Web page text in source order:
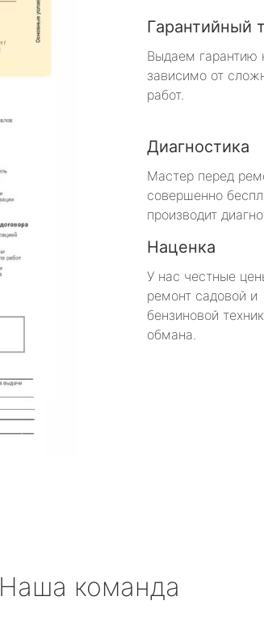
Гарантийный
Выдаем гарантию
зависимо от
работ.
Диагностика
Мастер перед
совершенно
производит
Наценка
У нас честные
ремонт садовой и
бензиновой
обмана.
Наша команда